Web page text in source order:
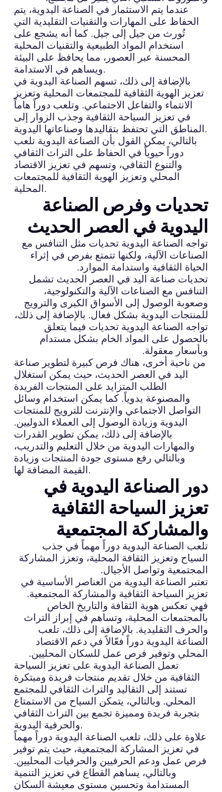
عندما يتم الاستثمار في الصناعة اليدوية، يتم
الحفاظ على المهارات والتقنيات التقليدية التي
تُورث من جيل إلى جيل. كما أنه يشجع على
استخدام المواد الطبيعية والتقنيات المحلية
المحسنة عبر العصور، مما يحافظ على البيئة
ويساهم في الاستدامة.
بالإضافة إلى ذلك، تسهم الصناعة اليدوية في
تعزيز الهوية الثقافية للمجتمعات المحلية وتعزيز
الانتماء والتفاعل الاجتماعي. وتلعب دوراً هاماً
في تعزيز السياحة الثقافية وجذب الزوار إلى
المناطق التي تحتفظ بتقاليدها وصناعاتها اليدوية.
بالتالي، يمكن القول بأن الصناعة اليدوية تلعب
دوراً حيوياً في الحفاظ على التراث الثقافي
والتنوع الثقافي، وتسهم في تعزيز الاقتصاد
المحلي وتعزيز الهوية الثقافية للمجتمعات
المحلية.
تحديات وفرص الصناعة
اليدوية في العصر الحديث
تواجه الصناعة اليدوية تحديات مثل التنافس مع
الصناعات الآلية، ولكنها تتمتع بفرص في إثراء
الحياة الثقافية واستدامة الموارد.
تحديات صناعة اليد في العصر الحديث تشمل
التنافس مع الصناعات الآلية والتكنولوجية،
وصعوبة الوصول إلى الأسواق الكبرى والترويج
للمنتجات اليدوية بشكل فعال. بالإضافة إلى ذلك،
تواجه الصناعة اليدوية تحديات فيما يتعلق
بالحصول على المواد الخام بشكل مستدام
وبأسعار معقولة.
من ناحية أخرى، هناك فرص كبيرة لتطوير صناعة
اليد في العصر الحديث، حيث يمكن استغلال
الطلب المتزايد على المنتجات الفريدة
والمصنوعة يدوياً. كما يمكن استخدام وسائل
التواصل الاجتماعي والإنترنت للترويج للمنتجات
اليدوية وزيادة الوصول إلى العملاء الدوليين.
بالإضافة إلى ذلك، يمكن تطوير القدرات
والمهارات اليدوية من خلال التعليم والتدريب،
وبالتالي رفع مستوى جودة المنتجات وزيادة
القيمة المضافة لها.
دور الصناعة اليدوية في
تعزيز السياحة الثقافية
والمشاركة المجتمعية
تلعب الصناعة اليدوية دوراً مهماً في جذب
السياح وتعزيز الثقافة المحلية، وتعزز المشاركة
المجتمعية وتواصل الأجيال.
تعتبر الصناعة اليدوية من العناصر الأساسية في
تعزيز السياحة الثقافية والمشاركة المجتمعية.
فهي تعكس هوية الثقافة والتاريخ الخاص
بالمجتمعات المحلية، وتساهم في إبراز التراث
والحرف التقليدية. بالإضافة إلى ذلك، تلعب
الصناعة اليدوية دوراً فعّالاً في دعم الاقتصاد
المحلي وتوفير فرص عمل للسكان المحليين.
تعمل الصناعة اليدوية على تعزيز السياحة
الثقافية من خلال تقديم منتجات فريدة ومبتكرة
تستند إلى التقاليد والتراث الثقافي للمجتمع
المحلي. وبالتالي، يتمكن السياح من الاستمتاع
بتجربة فريدة ومميزة تجمع بين التراث الثقافي
والحرفية اليدوية.
علاوة على ذلك، تلعب الصناعة اليدوية دوراً مهماً
في تعزيز المشاركة المجتمعية، حيث يتم توفير
فرص عمل ودعم الحرفيين والحرفيات المحليين.
وبالتالي، يساهم القطاع في تعزيز التنمية
المستدامة وتحسين مستوى معيشة السكان